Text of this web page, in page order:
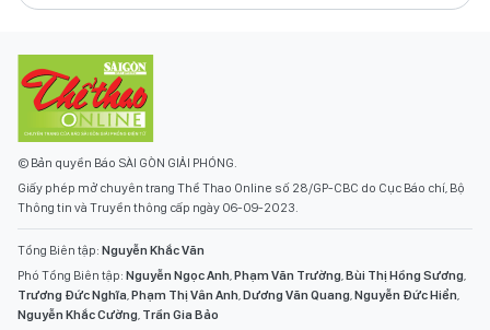
© Bản quyền Báo SÀI GÒN GIẢI PHÓNG.
Giấy phép mở chuyên trang Thể Thao Online số 28/GP-CBC do Cục Báo chí, Bộ
Thông tin và Truyền thông cấp ngày 06-09-2023.
Tổng Biên tập: Nguyễn Khắc Văn
Phó Tổng Biên tập: Nguyễn Ngọc Anh,Phạm Văn Trường,Bùi Thị Hồng Sương,
Trương Đức Nghĩa,Phạm Thị Vân Anh,Dương Văn Quang,Nguyễn Đức Hiển,
Nguyễn Khắc Cường, Trần Gia Bảo